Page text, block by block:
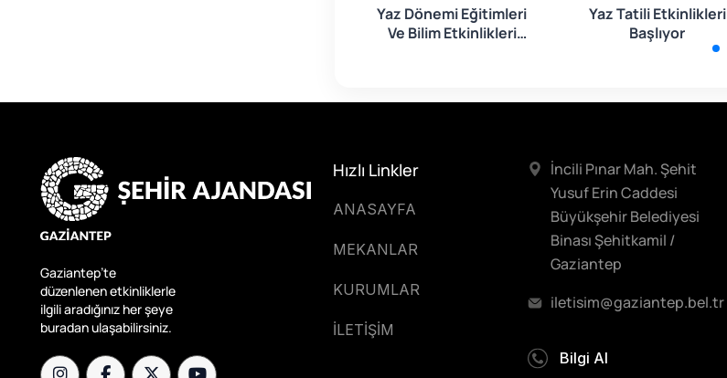
Yaz Dönemi Eğitimleri
Ve Bilim Etkinlikleri
Yaz Tatili Etkinlikleri
Başlıyor
Gaziantep’te
düzenlenen etkinliklerle
ilgili aradığınız her şeye
buradan ulaşabilirsiniz.
Hızlı Linkler
ANASAYFA
MEKANLAR
KURUMLAR
İLETİŞİM
İncili Pınar Mah. Şehit
Yusuf Erin Caddesi
Büyükşehir Belediyesi
Binası Şehitkamil /
Gaziantep
iletisim@gaziantep.bel.tr
Bilgi Al